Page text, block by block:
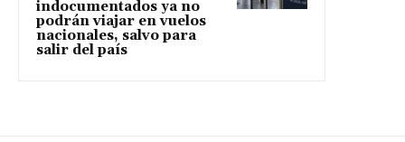
indocumentados ya no
podrán viajar en vuelos
nacionales, salvo para
salir del país